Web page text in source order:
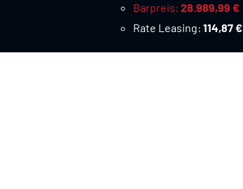
Barpreis 28.989,99 €
Rate Leasing 114,87 €